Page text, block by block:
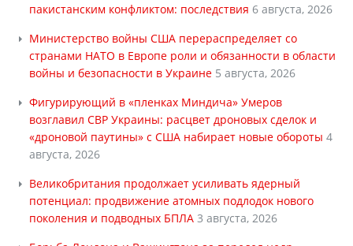
пакистанским конфликтом: последствия 6 августа, 2026
Министерство войны США перераспределяет со
странами НАТО в Европе роли и обязанности в области
войны и безопасности в Украине 5 августа, 2026
Фигурирующий в «пленках Миндича» Умеров
возглавил СВР Украины: расцвет дроновых сделок и
«дроновой паутины» с США набирает новые обороты 4
августа, 2026
Великобритания продолжает усиливать ядерный
потенциал: продвижение атомных подлодок нового
поколения и подводных БПЛА 3 августа, 2026